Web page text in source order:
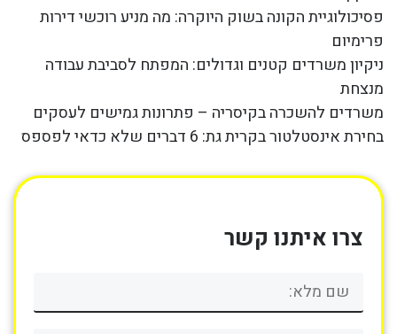
פסיכולוגיית הקונה בשוק היוקרה: מה מניע רוכשי דירות
פרימיום
ניקיון משרדים קטנים וגדולים: המפתח לסביבת עבודה
מנצחת
משרדים להשכרה בקיסריה – פתרונות גמישים לעסקים
בחירת אינסטלטור בקרית גת: 6 דברים שלא כדאי לפספס
צרו איתנו קשר